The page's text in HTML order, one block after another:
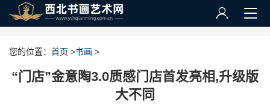
您的位置： 首页 >书画 >
“门店”金意陶3.0质感门店首发亮相,升级版
大不同